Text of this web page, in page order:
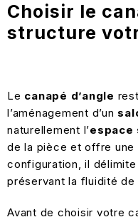
Choisir le
structure
Le canapé d’angle
l’aménagement d’un
naturellement l’espace
de la pièce et offre
configuration, il
préservant la fluidité de
Avant de choisir votre